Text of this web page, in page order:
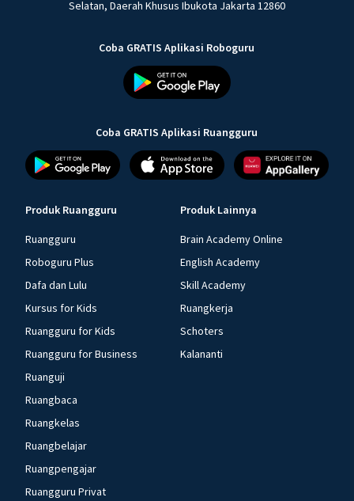
Selatan, Daerah Khusus Ibukota Jakarta 12860
Coba GRATIS Aplikasi Roboguru
Coba GRATIS Aplikasi Ruangguru
Produk Ruangguru
Ruangguru
Roboguru Plus
Dafa dan Lulu
Kursus for Kids
Ruangguru for Kids
Ruangguru for Business
Ruanguji
Ruangbaca
Ruangkelas
Ruangbelajar
Ruangpengajar
Ruangguru Privat
Produk Lainnya
Brain Academy Online
English Academy
Skill Academy
Ruangkerja
Schoters
Kalananti